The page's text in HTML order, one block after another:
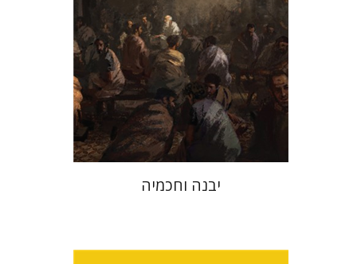
הנחת אתר ספר מודפס
$46
$41
יבנה וחכמיה